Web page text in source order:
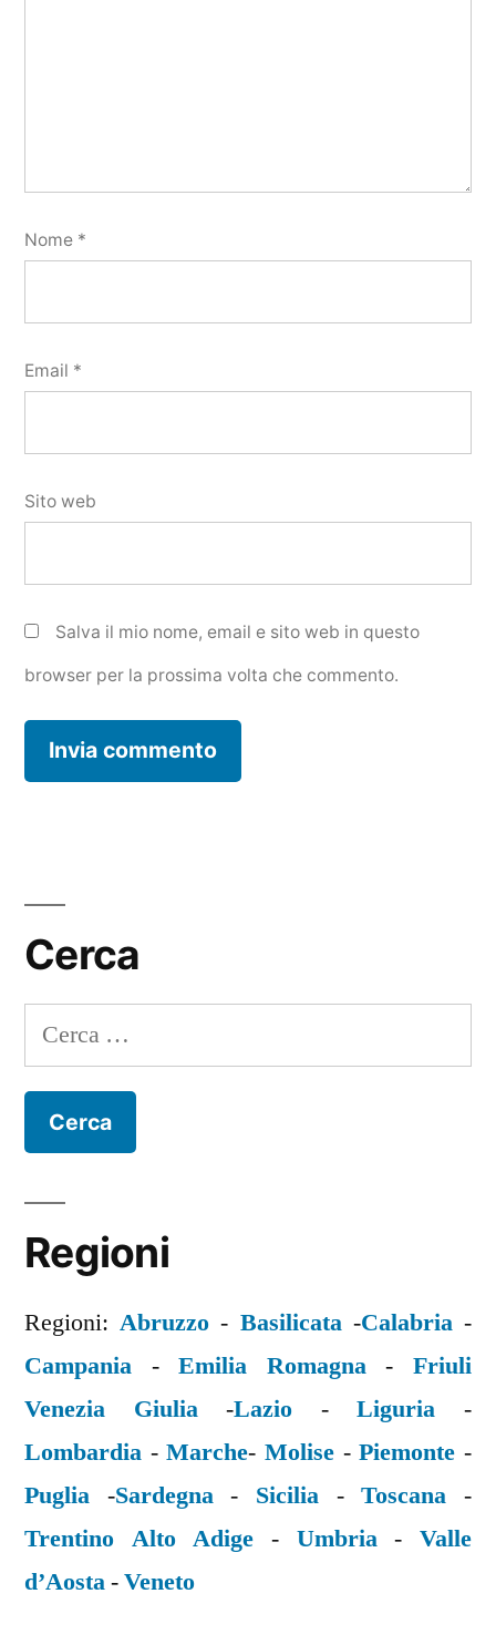
Nome *
Email *
Sito web
Salva il mio nome, email e sito web in questo
browser per la prossima volta che commento.
Cerca
Ricerca
per:
Regioni
Regioni:Abruzzo - Basilicata-Calabria-
Campania -Emilia Romagna-Friuli
Venezia Giulia-Lazio -Liguria -
Lombardia -Marche-Molise -Piemonte -
Puglia -Sardegna- Sicilia -Toscana -
Trentino Alto Adige - Umbria-Valle
d’Aosta-Veneto